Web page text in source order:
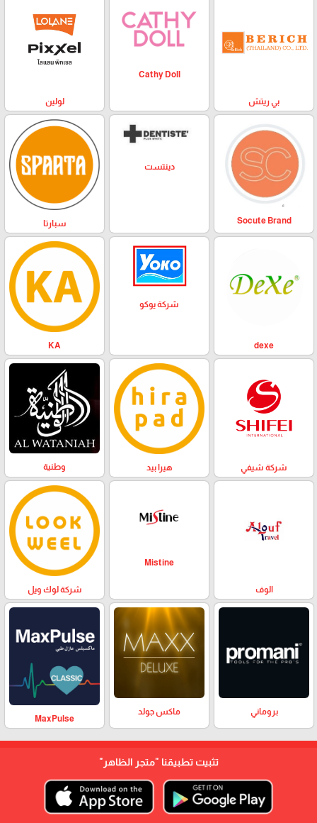
بي ريتش
Cathy Doll
لولين
Socute Brand
دينتست
سبارتا
dexe
شركة يوكو
KA
شركة شيفي هيرا بيد وطنية
الوف
Mistine
شركة لوك ويل
بروماني ماكس جولد
MaxPulse
تثبيت تطبيقنا "متجر الظاهر"